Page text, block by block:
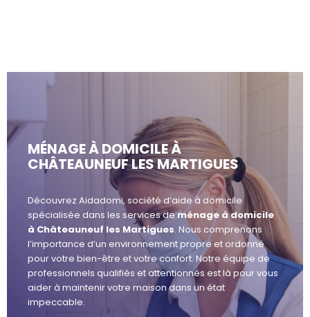
MÉNAGE À DOMICILE À
CHÂTEAUNEUF LES MARTIGUES
Découvrez Aidadomi, société d’aide à domicile
spécialisée dans les services deménage à domicile
à Châteauneuf les Martigues. Nous comprenons
l’importance d’un environnement propre et ordonné
pour votre bien-être et votre confort. Notre équipe de
professionnels qualifiés et attentionnés est là pour vous
aider à maintenir votre maison dans un état
impeccable.